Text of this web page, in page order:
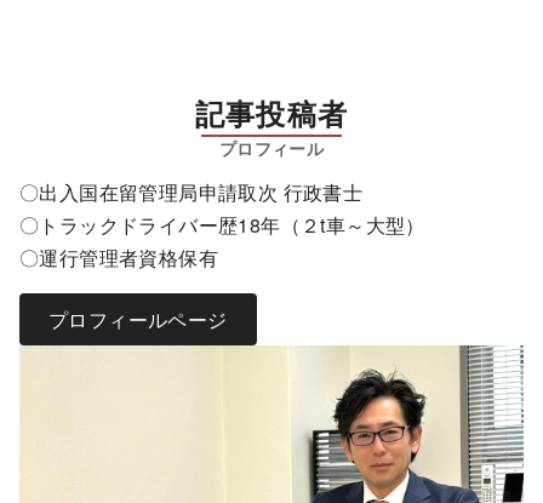
記事投稿者
〇出入国在留管理局申請取次 行政書士
〇トラックドライバー歴18年（２t車～大型）
〇運行管理者資格保有
プロフィールページ